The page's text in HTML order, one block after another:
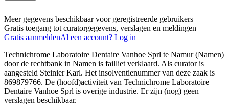
Meer gegevens beschikbaar voor geregistreerde gebruikers
Gratis toegang tot curatorgegevens, verslagen en meldingen
Gratis aanmeldenAl een account? Log in
Technichrome Laboratoire Dentaire Vanhoe Sprl te Namur (Namen)
door de rechtbank in Namen is failliet verklaard. Als curator is
aangesteld Steinier Karl. Het insolventienummer van deze zaak is
869879766. De (hoofd)activiteit van Technichrome Laboratoire
Dentaire Vanhoe Sprl is overige industrie. Er zijn (nog) geen
verslagen beschikbaar.